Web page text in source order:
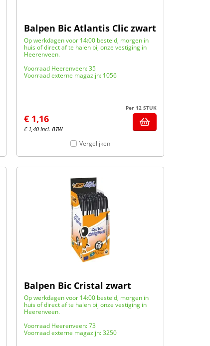
Balpen Bic Atlantis Clic zwart
Op werkdagen voor 14:00 besteld, morgen in
huis of direct af te halen bij onze vestiging in
Heerenveen.
Voorraad Heerenveen: 35
Voorraad externe magazijn: 1056
Per 12 STUK
€ 1,16
€ 1,40 Incl. BTW
Vergelijken
Balpen Bic Cristal zwart
Op werkdagen voor 14:00 besteld, morgen in
huis of direct af te halen bij onze vestiging in
Heerenveen.
Voorraad Heerenveen: 73
Voorraad externe magazijn: 3250